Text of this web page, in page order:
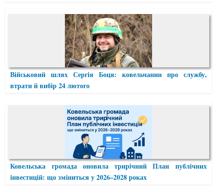
Військовий шлях Сергія Боця: ковельчанин про службу,
втрати й вибір 24 лютого
Ковельська громада оновила трирічний План публічних
інвестицій: що зміниться у 2026–2028 роках